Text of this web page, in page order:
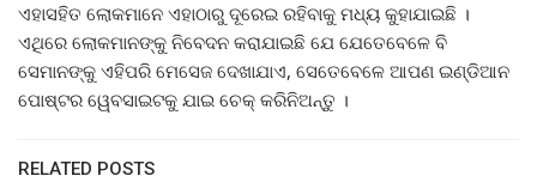
ଏହାସହିତ ଲୋକମାନେ ଏହାଠାରୁ ଦୂରେଇ ରହିବାକୁ ମଧ୍ୟ କୁହାଯାଇଛି ।
ଏଥିରେ ଲୋକମାନଙ୍କୁ ନିବେଦନ କରାଯାଇଛି ଯେ ଯେତେବେଳେ ବି
ସେମାନଙ୍କୁ ଏହିପରି ମେସେଜ ଦେଖାଯାଏ, ସେତେବେଳେ ଆପଣ ଇଣ୍ଡିଆନ
ପୋଷ୍ଟର ୱେବସାଇଟକୁ ଯାଇ ଚେକ୍ କରିନିଅନ୍ତୁ ।
RELATED POSTS